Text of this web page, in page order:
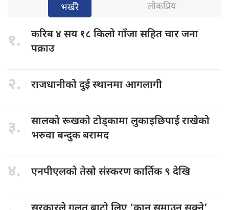
भर्खरै लोकप्रिय
१. करिब ४ सय १८ किलो गाँजा सहित चार जना
पक्राउ
२. राजधानीको दुईस्थानमा आगलागी
३. सालको रूखकोटोड्कामा लुकाइछिपाई राखेको
भरुवा बन्दुक बरामद
४. एनपीएलको तेस्रोसंस्करण कार्तिक ९ देखि